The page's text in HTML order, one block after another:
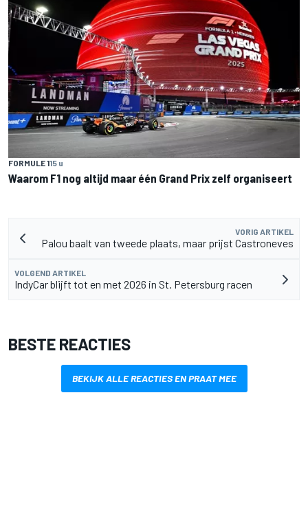
FORMULE 115 u
Waarom F1 nog altijd maar één Grand Prix zelf organiseert
VORIG ARTIKEL
Palou baalt van tweede plaats, maar prijst Castroneves
VOLGEND ARTIKEL
IndyCar blijft tot en met 2026 in St. Petersburg racen
BESTE REACTIES
BEKIJK ALLE REACTIES EN PRAAT MEE